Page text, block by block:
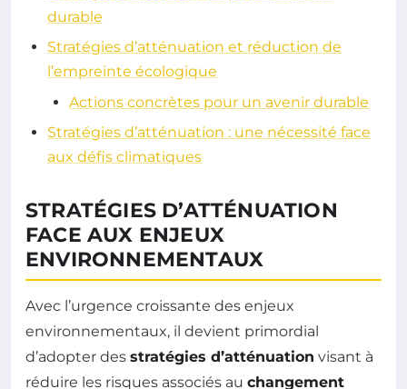
durable
Stratégies d’atténuation et réduction de
l’empreinte écologique
Actions concrètes pour un avenir durable
Stratégies d’atténuation : une nécessité face
aux défis climatiques
STRATÉGIES D’ATTÉNUATION
FACE AUX ENJEUX
ENVIRONNEMENTAUX
Avec l’urgence croissante des enjeux
environnementaux, il devient primordial
d’adopter des stratégies d’atténuation visant à
réduire les risques associés au changement